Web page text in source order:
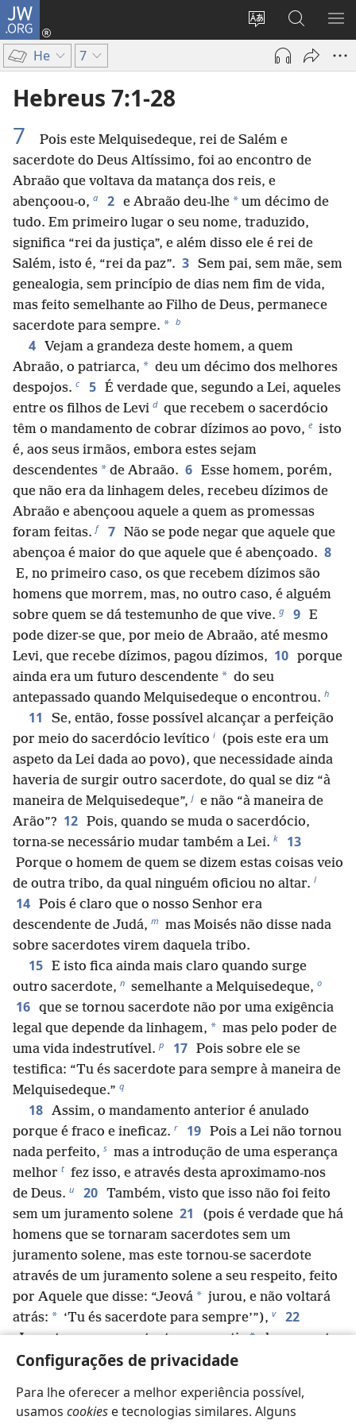
Configurações de privacidade
Para lhe oferecer a melhor experiência possível,
usamos cookies e tecnologias similares. Alguns
JW.ORG
Alterar
língua
Entrar
(abre
Pesquisar
no
Site
He 7
Hebreus 7:1-28
7
Pois este Melquisedeque, rei de Salém e
sacerdote do Deus Altíssimo, foi ao encontro de
Abraão que voltava da matança dos reis, e
abençoou-o, a 2 e Abraão deu-lhe * um décimo de
tudo. Em primeiro lugar o seu nome, traduzido,
significa “rei da justiça”, e além disso ele é rei de
Salém, isto é, “rei da paz”. 3 Sem pai, sem mãe, sem
genealogia, sem princípio de dias nem fim de vida,
mas feito semelhante ao Filho de Deus, permanece
sacerdote para sempre. * b
4 Vejam a grandeza deste homem, a quem
Abraão, o patriarca, * deu um décimo dos melhores
despojos. c 5 É verdade que, segundo a Lei, aqueles
entre os filhos de Levi d que recebem o sacerdócio
têm o mandamento de cobrar dízimos ao povo, e isto
é, aos seus irmãos, embora estes sejam
descendentes * de Abraão. 6 Esse homem, porém,
que não era da linhagem deles, recebeu dízimos de
Abraão e abençoou aquele a quem as promessas
foram feitas. f 7 Não se pode negar que aquele que
abençoa é maior do que aquele que é abençoado. 8
E, no primeiro caso, os que recebem dízimos são
homens que morrem, mas, no outro caso, é alguém
sobre quem se dá testemunho de que vive. g 9 E
pode dizer-se que, por meio de Abraão, até mesmo
Levi, que recebe dízimos, pagou dízimos, 10 porque
ainda era um futuro descendente * do seu
antepassado quando Melquisedeque o encontrou. h
11
Se, então, fosse possível alcançar a perfeição
por meio do sacerdócio levítico i (pois este era um
aspeto da Lei dada ao povo), que necessidade ainda
haveria de surgir outro sacerdote, do qual se diz “à
maneira de Melquisedeque”, j e não “à maneira de
Arão”? 12 Pois, quando se muda o sacerdócio,
torna-se necessário mudar também a Lei. k 13
Porque o homem de quem se dizem estas coisas veio
de outra tribo, da qual ninguém oficiou no altar. l
14 Pois é claro que o nosso Senhor era
descendente de Judá, m mas Moisés não disse nada
sobre sacerdotes virem daquela tribo.
15 E isto fica ainda mais claro quando surge
outro sacerdote, n semelhante a Melquisedeque, o
16 que se tornou sacerdote não por uma exigência
legal que depende da linhagem, * mas pelo poder de
uma vida indestrutível. p 17 Pois sobre ele se
testifica: “Tu és sacerdote para sempre à maneira de
Melquisedeque.” q
18 Assim, o mandamento anterior é anulado
porque é fraco e ineficaz. r 19 Pois a Lei não tornou
nada perfeito, s mas a introdução de uma esperança
melhor t fez isso, e através desta aproximamo-nos
de Deus. u 20 Também, visto que isso não foi feito
sem um juramento solene 21
(pois é verdade que há
homens que se tornaram sacerdotes sem um
juramento solene, mas este tornou-se sacerdote
através de um juramento solene a seu respeito, feito
por Aquele que disse: “Jeová * jurou, e não voltará
atrás: * ‘Tu és sacerdote para sempre’”), v 22
Jesus tornou-se, portanto, a garantia * de um pacto
melhor. w 23 Além disso, era necessário haver
impedia de continuar como tais; 24 mas, visto que
y